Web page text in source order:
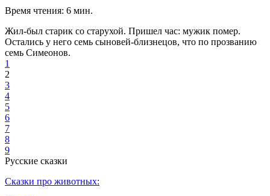
Время чтения: 6 мин.
Жил-был старик со старухой. Пришел час: мужик помер.
Остались у него семь сыновей-близнецов, что по прозванию
семь Симеонов.
1
2
3
4
5
6
7
8
9
Русские сказки
Сказки про животных: